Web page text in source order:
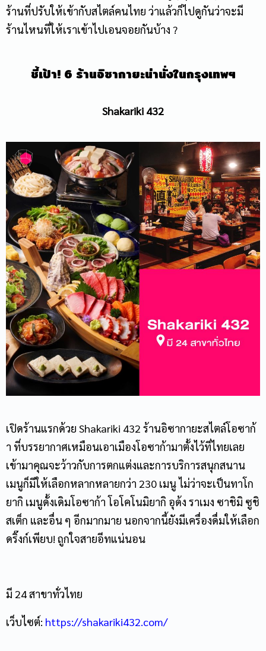
ร้านที่ปรับให้เข้ากับสไตล์คนไทย ว่าแล้วก็ไปดูกันว่าจะมี
ร้านไหนที่ให้เราเข้าไปเอนจอยกันบ้าง ?
ชี้เป้า! 6 ร้านอิซากายะน่านั่งในกรุงเทพฯ
Shakariki 432
เปิดร้านแรกด้วย Shakariki 432 ร้านอิซากายะสไตล์โอซาก้
า ที่บรรยากาศเหมือนเอาเมืองโอซาก้ามาตั้งไว้ที่ไทยเลย
เข้ามาคุณจะว้าวกับการตกแต่งและการบริการสนุกสนาน
เมนูก็มีให้เลือกหลากหลายกว่า 230 เมนู ไม่ว่าจะเป็นทาโก
ยากิ เมนูดั้งเดิมโอซาก้า โอโคโนมิยากิ อุด้ง ราเมง ซาชิมิ ซูชิ
สเต็ก และอื่น ๆ อีกมากมาย นอกจากนี้ยังมีเครื่องดื่มให้เลือก
ดริ๊งก์เพียบ! ถูกใจสายอีทแน่นอน
มี 24 สาขาทั่วไทย
เว็บไซต์: ​​ https://shakariki432.com/